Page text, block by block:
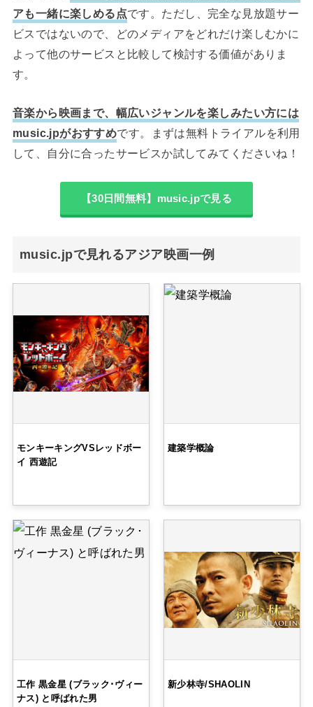
アも一緒に楽しめる点です。ただし、完全な見放題サー
ビスではないので、どのメディアをどれだけ楽しむかに
よって他のサービスと比較して検討する価値がありま
す。
音楽から映画まで、幅広いジャンルを楽しみたい方には
music.jpがおすすめです。まずは無料トライアルを利用
して、自分に合ったサービスか試してみてくださいね！
【30日間無料】music.jpで見る
music.jpで見れるアジア映画一例
モンキーキングVSレッドボー
イ 西遊記
建築学概論
工作 黒金星 (ブラック･ヴィー
ナス) と呼ばれた男
新少林寺/SHAOLIN